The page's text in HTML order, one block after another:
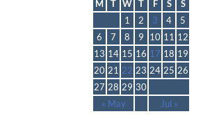
M
T W T F S S
« May Jul »
1 2 3 4
5
6
7 8 9 10 11 12
13 14 15 16 17 18 19
20 21 22 23 24 25 26
27 28 29 30